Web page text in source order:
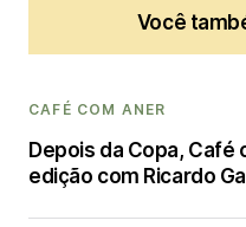
Você
CAFÉ COM ANER
Depois da Copa, Café
edição com Ricardo